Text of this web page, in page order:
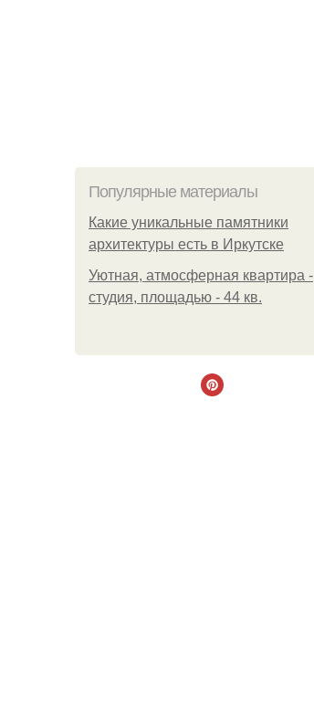
Популярные материалы
Какие уникальные памятники
архитектуры есть в Иркутске
Уютная, атмосферная квартира -
студия, площадью - 44 кв.